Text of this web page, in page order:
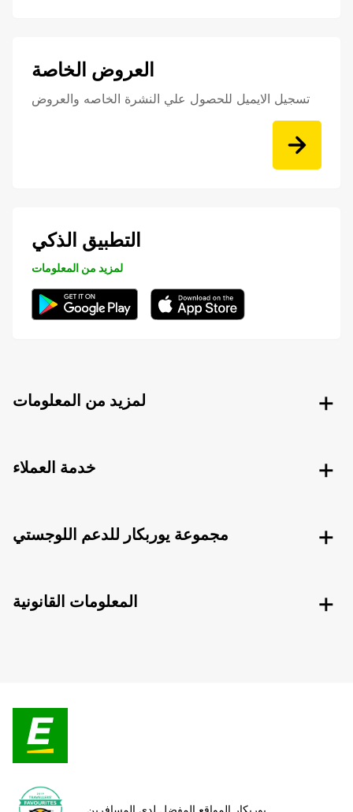
العروض الخاصة
تسجيل الايميل للحصول علي النشرة الخاصه والعروض
التطبيق الذكي
لمزيد من المعلومات
لمزيد من المعلومات
خدمة العملاء
مجموعة يوربكار للدعم اللوجستي
المعلومات القانونية
يوربكار المواقع المفضل لدى المسافرين